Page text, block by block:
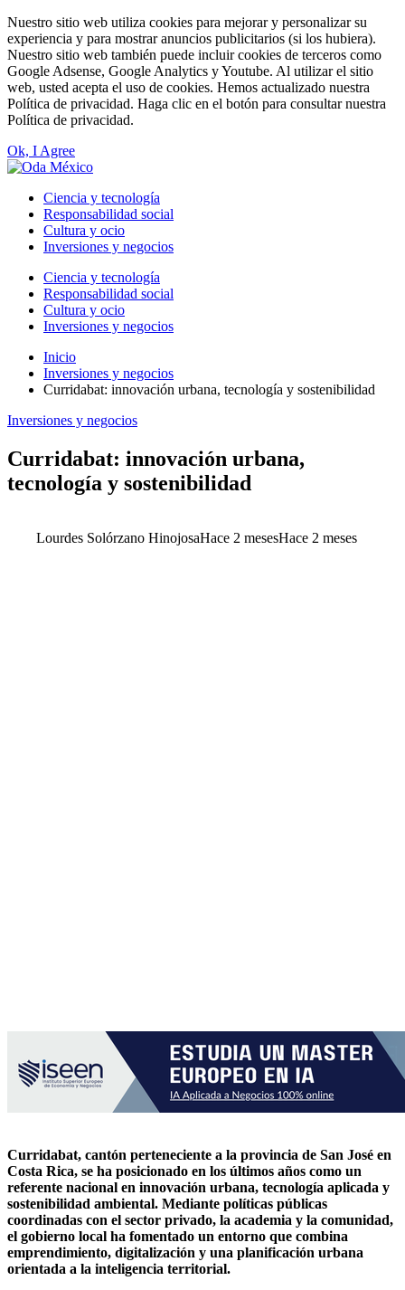
Nuestro sitio web utiliza cookies para mejorar y personalizar su
experiencia y para mostrar anuncios publicitarios (si los hubiera).
Nuestro sitio web también puede incluir cookies de terceros como
Google Adsense, Google Analytics y Youtube. Al utilizar el sitio
web, usted acepta el uso de cookies. Hemos actualizado nuestra
Política de privacidad. Haga clic en el botón para consultar nuestra
Política de privacidad.
Ok, I Agree
Ciencia y tecnología
Responsabilidad social
Cultura y ocio
Inversiones y negocios
Ciencia y tecnología
Responsabilidad social
Cultura y ocio
Inversiones y negocios
Inicio
Inversiones y negocios
Curridabat: innovación urbana, tecnología y sostenibilidad
Inversiones y negocios
Curridabat: innovación urbana,
tecnología y sostenibilidad
Lourdes Solórzano HinojosaHace 2 mesesHace 2 meses
Curridabat, cantón perteneciente a la provincia de San José en
Costa Rica, se ha posicionado en los últimos años como un
referente nacional en innovación urbana, tecnología aplicada y
sostenibilidad ambiental. Mediante políticas públicas
coordinadas con el sector privado, la academia y la comunidad,
el gobierno local ha fomentado un entorno que combina
emprendimiento, digitalización y una planificación urbana
orientada a la inteligencia territorial.